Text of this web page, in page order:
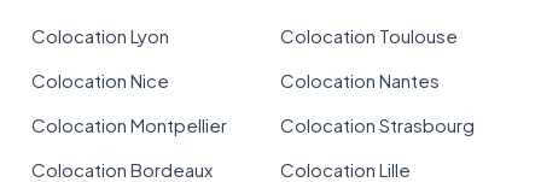
Colocation Lyon
Colocation Toulouse
Colocation Nice
Colocation Nantes
Colocation Montpellier
Colocation Strasbourg
Colocation Bordeaux
Colocation Lille